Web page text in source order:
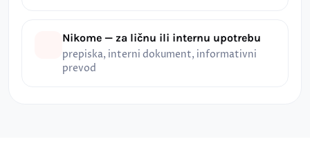
Nikome — za ličnu ili internu upotrebu
prepiska, interni dokument, informativni
prevod